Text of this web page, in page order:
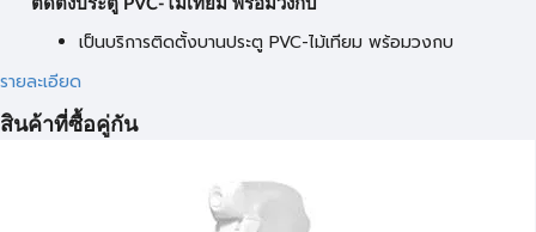
ติดตั้งประตู PVC-ไม้เทียม พร้อมวงกบ
เป็นบริการติดตั้งบานประตู PVC-ไม้เทียม พร้อมวงกบ
รายละเอียด
สินค้าที่ซื้อคู่กัน